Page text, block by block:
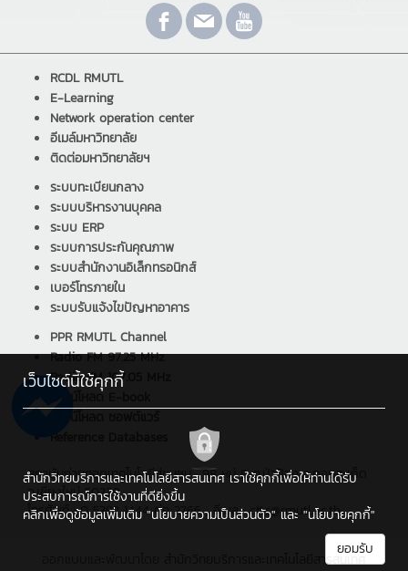
RCDL RMUTL
E-Learning
Network operation center
อีเมล์มหาวิทยาลัย
ติดต่อมหาวิทยาลัยฯ
ระบบทะเบียนกลาง
ระบบบริหารงานบุคคล
ระบบ ERP
ระบบการประกันคุณภาพ
ระบบสำนักงานอิเล็กทรอนิกส์
เบอร์โทรภายใน
ระบบรับแจ้งไขปัญหาอาคาร
PPR RMUTL Channel
Radio FM 97.25 MHz
Radio FM 107.05 MHz
ดาวน์โหลด E-book
ดาวน์โหลด ซอฟต์แวร์
Reference Databases
สถาบันถ่ายทอดเทคโนโลยีสู่ชุมชน : 98 หมู่ 8 ต.ป่าป้อง อ.ดอยสะเก็ด
จ.เชียงใหม่ 50220
โทรศัพท์ : 0 5392 1444 ต่อ 2766 , อีเมล : cttc@rmutl.ac.th
เว็บไซต์นี้ใช้คุกกี้
สำนักวิทยบริการและเทคโนโลยีสารสนเทศ เราใช้คุกกี้เพื่อให้ท่านได้รับ
ประสบการณ์การใช้งานที่ดียิ่งขึ้น
คลิกเพื่อดูข้อมูลเพิ่มเติม "นโยบายความเป็นส่วนตัว" และ "นโยบายคุกกี้"
ยอมรับ
สำนักวิทยบริการและเทคโนโลยีสารสนเทศ